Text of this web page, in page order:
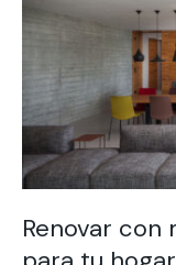
Renovar